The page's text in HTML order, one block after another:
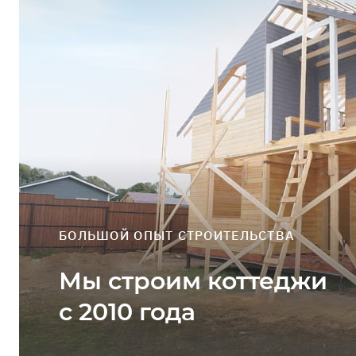
БОЛЬШОЙ ОПЫТ СТРОИТЕЛЬСТВА
Мы строим коттеджи
с 2010 года